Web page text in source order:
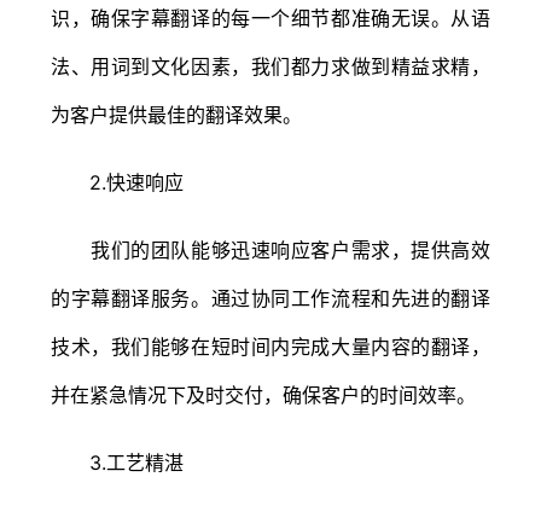
识，确保字幕翻译的每一个细节都准确无误。从语
法、用词到文化因素，我们都力求做到精益求精，
为客户提供最佳的翻译效果。
2.快速响应
我们的团队能够迅速响应客户需求，提供高效
的字幕翻译服务。通过协同工作流程和先进的翻译
技术，我们能够在短时间内完成大量内容的翻译，
并在紧急情况下及时交付，确保客户的时间效率。
3.工艺精湛